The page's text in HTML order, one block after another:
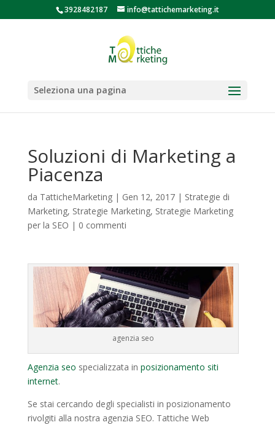
3928482187 info@tattichemarketing.it
Seleziona una pagina
Soluzioni di Marketing a
Piacenza
da TatticheMarketing| Gen 12, 2017| Strategie di
Marketing, Strategie Marketing, Strategie Marketing
per la SEO | 0 commenti
agenzia seo
Agenzia seo specializzata in posizionamento siti
internet.
Se stai cercando degli specialisti in posizionamento
rivolgiti alla nostra agenzia SEO. Tattiche Web